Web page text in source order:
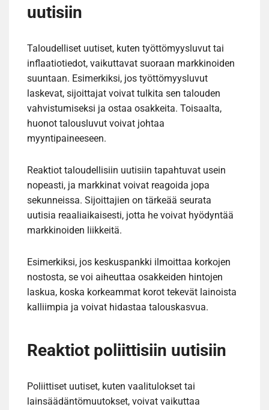
uutisiin
Taloudelliset uutiset, kuten työttömyysluvut tai
inflaatiotiedot, vaikuttavat suoraan markkinoiden
suuntaan. Esimerkiksi, jos työttömyysluvut
laskevat, sijoittajat voivat tulkita sen talouden
vahvistumiseksi ja ostaa osakkeita. Toisaalta,
huonot talousluvut voivat johtaa
myyntipaineeseen.
Reaktiot taloudellisiin uutisiin tapahtuvat usein
nopeasti, ja markkinat voivat reagoida jopa
sekunneissa. Sijoittajien on tärkeää seurata
uutisia reaaliaikaisesti, jotta he voivat hyödyntää
markkinoiden liikkeitä.
Esimerkiksi, jos keskuspankki ilmoittaa korkojen
nostosta, se voi aiheuttaa osakkeiden hintojen
laskua, koska korkeammat korot tekevät lainoista
kalliimpia ja voivat hidastaa talouskasvua.
Reaktiot poliittisiin uutisiin
Poliittiset uutiset, kuten vaalitulokset tai
lainsäädäntömuutokset, voivat vaikuttaa